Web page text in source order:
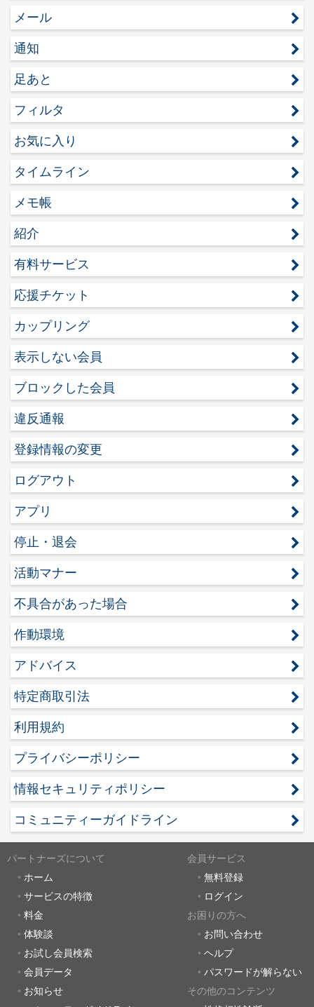
メール
通知
足あと
フィルタ
お気に入り
タイムライン
メモ帳
紹介
有料サービス
応援チケット
カップリング
表示しない会員
ブロックした会員
違反通報
登録情報の変更
ログアウト
アプリ
停止・退会
活動マナー
不具合があった場合
作動環境
アドバイス
特定商取引法
利用規約
プライバシーポリシー
情報セキュリティポリシー
コミュニティーガイドライン
パートナーズについて
ホーム
サービスの特徴
料金
体験談
お試し会員検索
会員データ
お知らせ
会員サービス
無料登録
ログイン
お困りの方へ
お問い合わせ
ヘルプ
パスワードが解らない
その他のコンテンツ